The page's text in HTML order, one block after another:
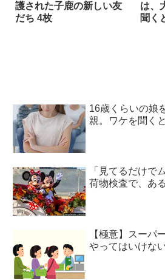
護された子鹿の新しい友
だち 4枚
は、
聞く
16歳くらいの娘
親。ワケを聞く
「見てるだけで
荷物検査で、あ
【極意】スーパ
やってはいけな